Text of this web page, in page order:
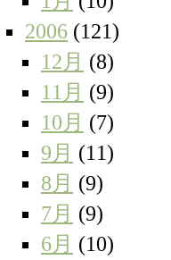
2006 (121)
12月 (8)
11月 (9)
10月 (7)
9月 (11)
8月 (9)
7月 (9)
6月 (10)